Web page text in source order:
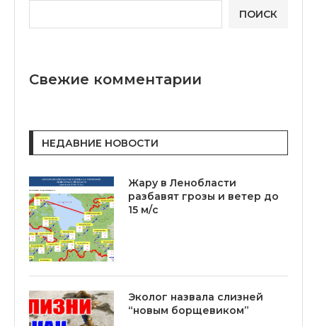
ПОИСК
Свежие комментарии
НЕДАВНИЕ НОВОСТИ
Жару в Ленобласти
разбавят грозы и ветер до
15 м/с
Эколог назвала слизней
“новым борщевиком”